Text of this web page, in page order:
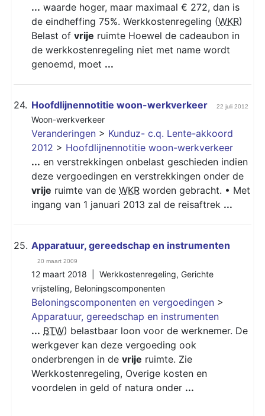
... waarde hoger, maar maximaal € 272, dan is
de eindheffing 75%. Werkkostenregeling (WKR)
Belast of vrije ruimte Hoewel de cadeaubon in
de werkkostenregeling niet met name wordt
genoemd, moet ...
24. Hoofdlijnennotitie woon-werkverkeer 22 juli 2012
Woon-werkverkeer
Veranderingen > Kunduz- c.q. Lente-akkoord
2012 > Hoofdlijnennotitie woon-werkverkeer
... en verstrekkingen onbelast geschieden indien
deze vergoedingen en verstrekkingen onder de
vrije ruimte van de WKR worden gebracht. • Met
ingang van 1 januari 2013 zal de reisaftrek ...
25. Apparatuur, gereedschap en instrumenten
20 maart 2009
12 maart 2018 | Werkkostenregeling, Gerichte
vrijstelling, Beloningscomponenten
Beloningscomponenten en vergoedingen >
Apparatuur, gereedschap en instrumenten
... BTW) belastbaar loon voor de werknemer. De
werkgever kan deze vergoeding ook
onderbrengen in de vrije ruimte. Zie
Werkkostenregeling, Overige kosten en
voordelen in geld of natura onder ...